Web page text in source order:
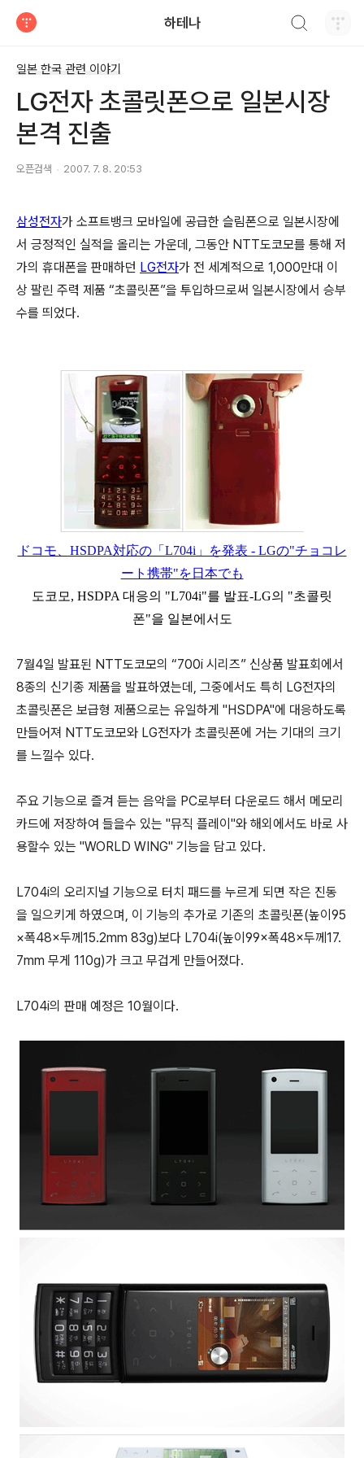
하테나
일본 한국 관련 이야기
LG전자 초콜릿폰으로 일본시장
본격 진출
오픈검색 2007. 7. 8. 20:53
삼성전자가 소프트뱅크 모바일에 공급한 슬림폰으로 일본시장에
서 긍정적인 실적을 올리는 가운데, 그동안 NTT도코모를 통해 저
가의 휴대폰을 판매하던 LG전자가 전 세계적으로 1,000만대 이
상 팔린 주력 제품 “초콜릿폰”을 투입하므로써 일본시장에서 승부
수를 띄었다.
ドコモ、HSDPA対応の「L704i」を発表 - LGの"チョコレ
ート携帯"を日本でも
도코모, HSDPA 대응의 "L704i"를 발표-LG의 "초콜릿
폰"을 일본에서도
7월4일 발표된 NTT도코모의 “700i 시리즈” 신상품 발표회에서
8종의 신기종 제품을 발표하였는데, 그중에서도 특히 LG전자의
초콜릿폰은 보급형 제품으로는 유일하게 "HSDPA"에 대응하도록
만들어져 NTT도코모와 LG전자가 초콜릿폰에 거는 기대의 크기
를 느낄수 있다.
주요 기능으로 즐겨 듣는 음악을 PC로부터 다운로드 해서 메모리
카드에 저장하여 들을수 있는 "뮤직 플레이"와 해외에서도 바로 사
용할수 있는 "WORLD WING" 기능을 담고 있다.
L704i의 오리지널 기능으로 터치 패드를 누르게 되면 작은 진동
을 일으키게 하였으며, 이 기능의 추가로 기존의 초콜릿폰(높이95
×폭48×두께15.2mm 83g)보다 L704i(높이99×폭48×두께17.
7mm 무게 110g)가 크고 무겁게 만들어졌다.
L704i의 판매 예정은 10월이다.